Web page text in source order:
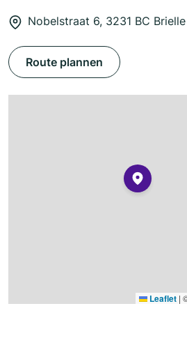
Nobelstraat 6, 3231 BC Brielle
Route plannen
Leaflet |